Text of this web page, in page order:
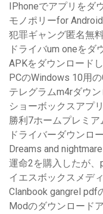
IPhoneでアプリをダ
モノポリーfor
犯罪ギャング匿名無
ドライバum oneをダ
APKをダウンロード
PCのWindows 10用
テレグラムm4rダウ
ショーボックスアプ
勝利7ホームプレミ
ドライバーダウンロ
Dreams and
運命2を購入したが
イエスボックスメデ
Clanbook gangrel pdf
Modのダウンロード